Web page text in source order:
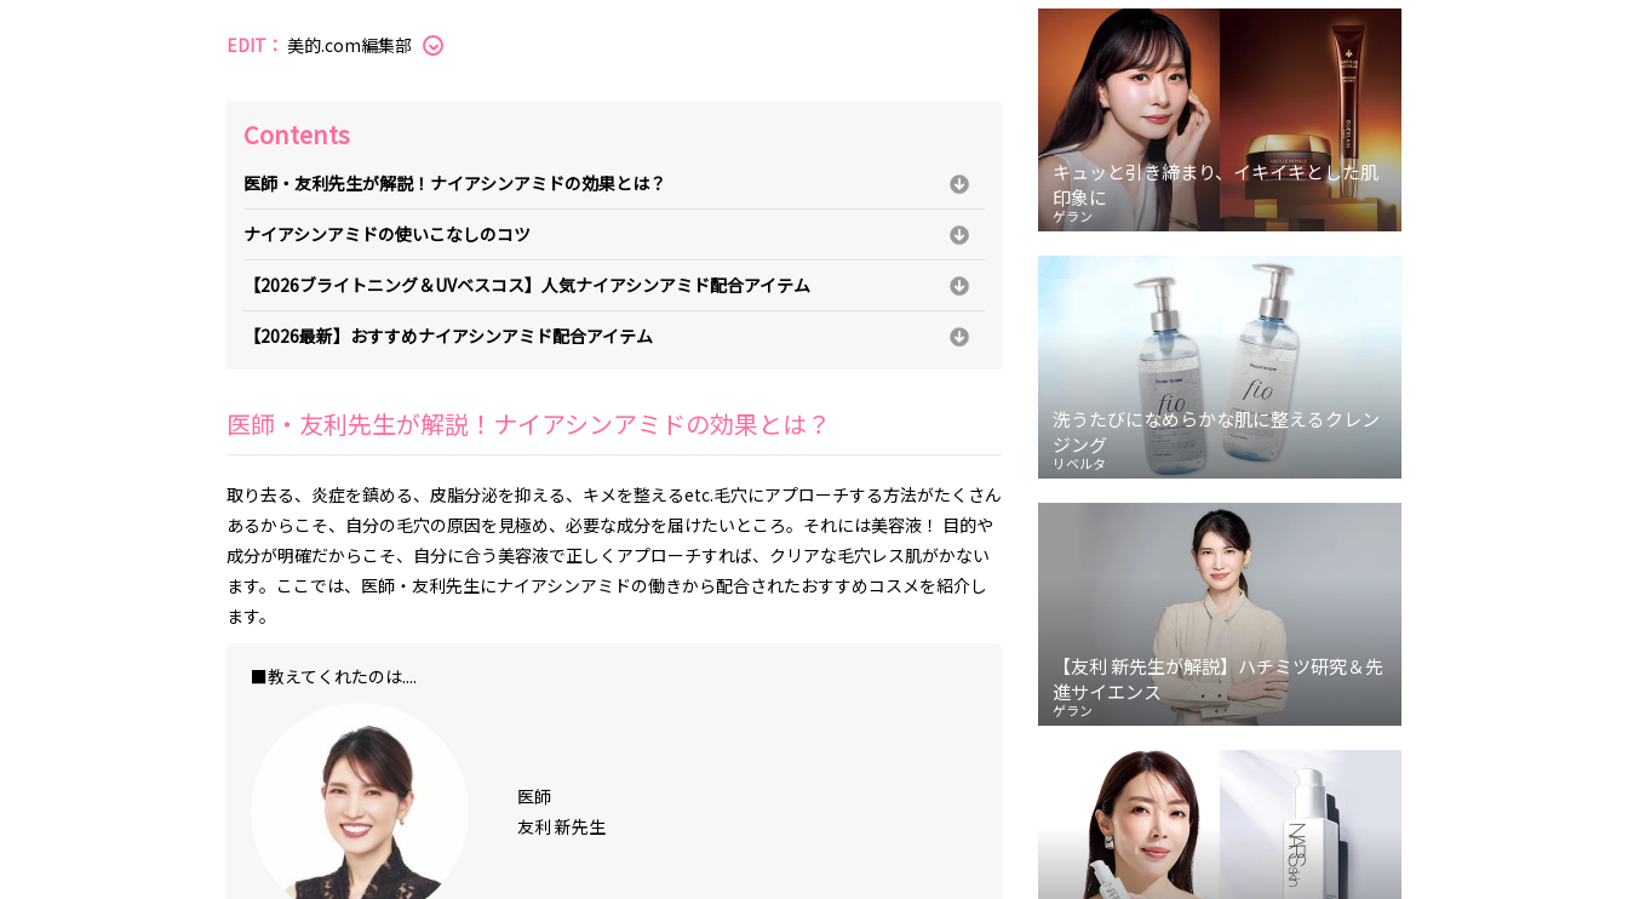
EDIT： 美的.com編集部
Contents
医師・友利先生が解説！ナイアシンアミドの効果とは？
ナイアシンアミドの使いこなしのコツ
【2026ブライトニング＆UVベスコス】人気ナイアシンアミド配合アイテム
【2026最新】おすすめナイアシンアミド配合アイテム
医師・友利先生が解説！ナイアシンアミドの効果とは？
取り去る、炎症を鎮める、皮脂分泌を抑える、キメを整えるetc.毛穴にアプローチする方法がたくさん
あるからこそ、自分の毛穴の原因を見極め、必要な成分を届けたいところ。それには美容液！ 目的や
成分が明確だからこそ、自分に合う美容液で正しくアプローチすれば、クリアな毛穴レス肌がかない
ます。ここでは、医師・友利先生にナイアシンアミドの働きから配合されたおすすめコスメを紹介し
ます。
■教えてくれたのは....
医師
友利 新先生
キュッと引き締まり、イキイキとした肌
印象に
ゲラン
洗うたびになめらかな肌に整えるクレン
ジング
リベルタ
【友利 新先生が解説】ハチミツ研究＆先
進サイエンス
ゲラン